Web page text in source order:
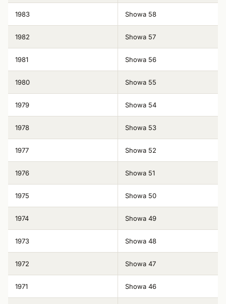
1983 Showa 58
1982 Showa 57
1981 Showa 56
1980 Showa 55
1979 Showa 54
1978 Showa 53
1977 Showa 52
1976 Showa 51
1975 Showa 50
1974 Showa 49
1973 Showa 48
1972 Showa 47
1971 Showa 46